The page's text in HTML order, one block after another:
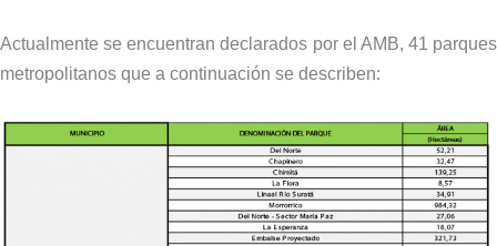
Actualmente se encuentran declarados por el AMB, 41 parques
metropolitanos que a continuación se describen: